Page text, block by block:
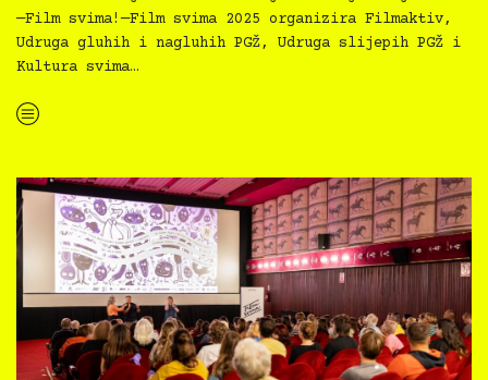
—Film svima!—Film svima 2025 organizira Filmaktiv,
Udruga gluhih i nagluhih PGŽ, Udruga slijepih PGŽ i
Kultura svima…
“Film svima 2025 — Gluha u UGIN Filmskom vrtu, 27.9.2025.”